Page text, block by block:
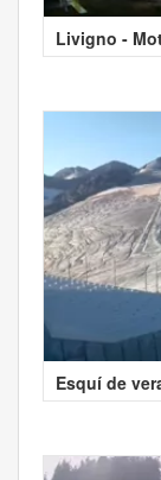
Livigno -
Esquí de